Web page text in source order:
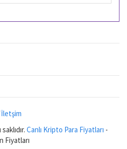
İletşim
Canlı Kripto Para Fiyatları -
Fiyatları